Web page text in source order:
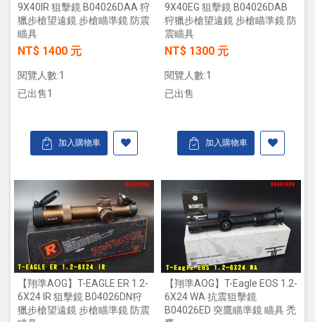
9X40IR 狙擊鏡 B04026DAA 狩
獵步槍望遠鏡 步槍瞄準鏡 防震
瞄具
NT$ 1400 元
閱覽人數:1
已出售1
加入購物車
9X40EG 狙擊鏡 B04026DAB
狩獵步槍望遠鏡 步槍瞄準鏡 防
震瞄具
NT$ 1300 元
閱覽人數:1
已出售
加入購物車
【翔準AOG】T-EAGLE ER 1.2-
6X24 IR 狙擊鏡 B04026DN狩
獵步槍望遠鏡 步槍瞄準鏡 防震
【翔準AOG】T-Eagle EOS 1.2-
6X24 WA 抗震狙擊鏡
B04026ED 突鷹瞄準鏡 瞄具 禿